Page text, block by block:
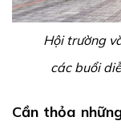
Hội trường
các buổi
Cần thỏa